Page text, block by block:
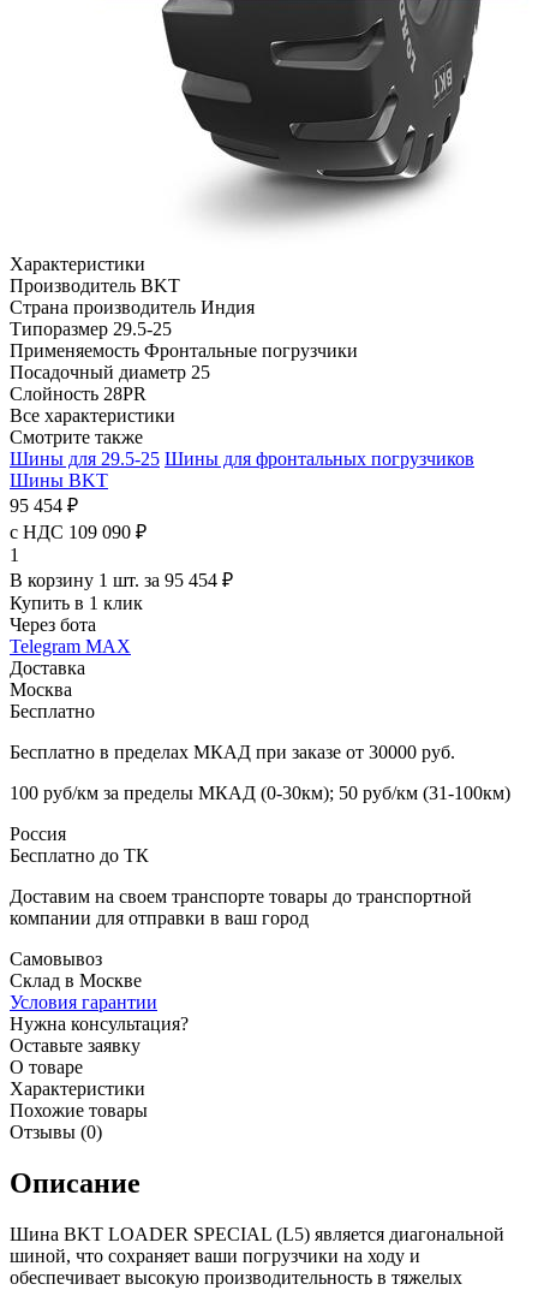
Характеристики
Производитель BKT
Страна производитель Индия
Типоразмер 29.5-25
Применяемость Фронтальные погрузчики
Посадочный диаметр 25
Слойность 28PR
Все характеристики
Смотрите также
Шины для 29.5-25 Шины для фронтальных погрузчиков
Шины BKT
95 454 ₽
с НДС 109 090 ₽
1
В корзину 1 шт. за 95 454 ₽
Купить в 1 клик
Через бота
Telegram MAX
Доставка
Москва
Бесплатно
Бесплатно в пределах МКАД при заказе от 30000 руб.
100 руб/км за пределы МКАД (0-30км); 50 руб/км (31-100км)
Россия
Бесплатно до ТК
Доставим на своем транспорте товары до транспортной
компании для отправки в ваш город
Самовывоз
Склад в Москве
Условия гарантии
Нужна консультация?
Оставьте заявку
О товаре
Характеристики
Похожие товары
Отзывы (0)
Описание
Шина BKT LOADER SPECIAL (L5) является диагональной
шиной, что сохраняет ваши погрузчики на ходу и
обеспечивает высокую производительность в тяжелых